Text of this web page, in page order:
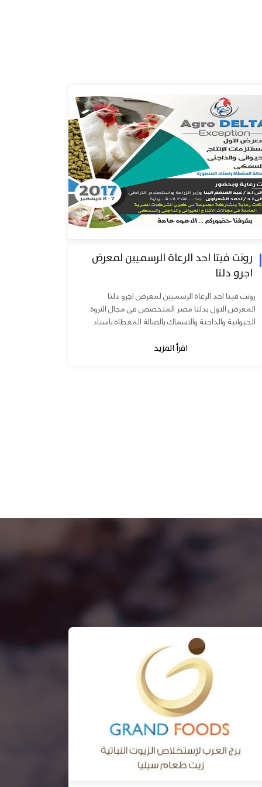
رونت فيتا احد الرعاة الرسميين لمعرض
اجرو دلتا
رونت فيتا احد الرعاة الرسميين لمعرض اجرو دلتا
المعرض الاول بدلتا مصر المتخصص في مجال الثروة
الحيوانية والداجنة والاسماك بالصالة المغطاة باستاد
اقرأ المزيد